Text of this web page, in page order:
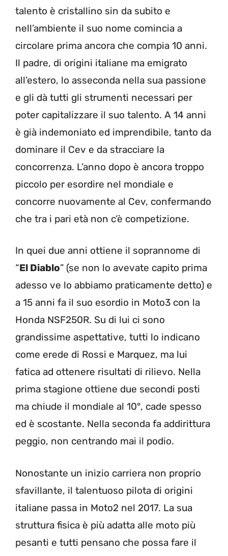
talento è cristallino sin da subito e
nell’ambiente il suo nome comincia a
circolare prima ancora che compia 10 anni.
Il padre, di origini italiane ma emigrato
all’estero, lo asseconda nella sua passione
e gli dà tutti gli strumenti necessari per
poter capitalizzare il suo talento. A 14 anni
è già indemoniato ed imprendibile, tanto da
dominare il Cev e da stracciare la
concorrenza. L’anno dopo è ancora troppo
piccolo per esordire nel mondiale e
concorre nuovamente al Cev, confermando
che tra i pari età non c’è competizione.
In quei due anni ottiene il soprannome di
“El Diablo” (se non lo avevate capito prima
adesso ve lo abbiamo praticamente detto) e
a 15 anni fa il suo esordio in Moto3 con la
Honda NSF250R. Su di lui ci sono
grandissime aspettative, tutti lo indicano
come erede di Rossi e Marquez, ma lui
fatica ad ottenere risultati di rilievo. Nella
prima stagione ottiene due secondi posti
ma chiude il mondiale al 10°, cade spesso
ed è scostante. Nella seconda fa addirittura
peggio, non centrando mai il podio.
Nonostante un inizio carriera non proprio
sfavillante, il talentuoso pilota di origini
italiane passa in Moto2 nel 2017. La sua
struttura fisica è più adatta alle moto più
pesanti e tutti pensano che possa fare il